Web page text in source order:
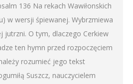
136 Na rekach Wawiłonskich
w wersji śpiewanej. Wybrzmiewa
jutrzni. O tym, dlaczego Cerkiew
ten hymn przed rozpoczęciem
rozumieć jego tekst
Suszcz, nauczycielem